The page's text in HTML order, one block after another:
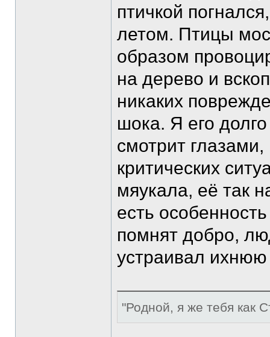
птичкой
летом. Птицы
образом
на дерево и
никаких
шока. Я его
смотрит
критических
мяукала, её так
есть
помнят добро,
устраивал
"Родной, я же тебя как